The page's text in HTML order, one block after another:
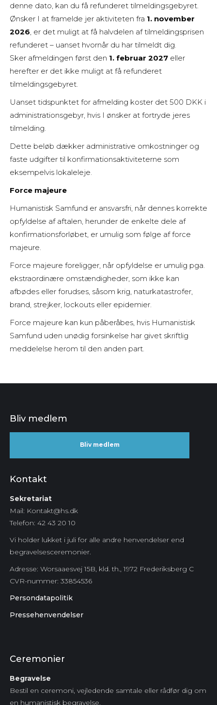
denne dato, kan du få refunderet tilmeldingsgebyret.
Ønsker I at framelde jer aktiviteten fra 1. november
2026 , er det muligt at få halvdelen af tilmeldingsprisen
refunderet – uanset hvornår du har tilmeldt dig.
Sker afmeldingen først den 1. februar 2027 eller
herefter er det ikke muligt at få refunderet
tilmeldingsgebyret.
Uanset tidspunktet for afmelding koster det 500 DKK i
administrationsgebyr, hvis I ønsker at fortryde jeres
tilmelding.
Dette beløb dækker administrative omkostninger og
faste udgifter til konfirmationsaktiviteterne som
eksempelvis lokaleleje.
Force majeure
Humanistisk Samfund er ansvarsfri, når dennes korrekte
opfyldelse af aftalen, herunder de enkelte dele af
konfirmationsforløbet, er umulig som følge af force
majeure.
Force majeure foreligger, når opfyldelse er umulig pga.
ekstraordinære omstændigheder, som ikke kan
afbødes eller forudses, såsom krig, naturkatastrofer,
brand, strejker, lockouts eller epidemier.
Force majeure kan kun påberåbes, hvis Humanistisk
Samfund uden unødig forsinkelse har givet skriftlig
meddelelse herom til den anden part.
Bliv medlem
Bliv medlem
Kontakt
Sekretariat
Mail: Kontakt@hs.dk
Telefon: 42 43 20 10
Vi holder lukket i juli for alle andre henvendelser end
begravelsesceremonier.
Adresse: Worsaaesvej 15B, kld. th., 1972 Frederiksberg C
CVR-nummer: 33854536
Persondatapolitik
Pressehenvendelser
Ceremonier
Begravelse
Bestil en ceremoni, vejledende samtale eller rådfør dig om
en humanistisk begravelse.